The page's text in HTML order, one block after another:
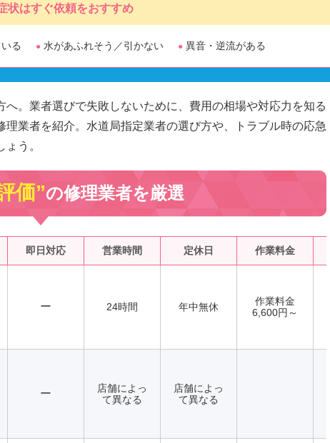
状はすぐ依頼をおすすめ
る 水があふれそう／引かない 異音・逆流がある
。業者選びで失敗しないために、費用の相場や対応力を知る
業者を紹介。水道局指定業者の選び方や、トラブル時の応急
う。
価”の修理業者を厳選
即日対応 営業時間 定休日 作業料金
ー 24時間 年中無休
作業料金
6,600円～
ー
店舗によっ
て異なる
店舗によっ
て異なる